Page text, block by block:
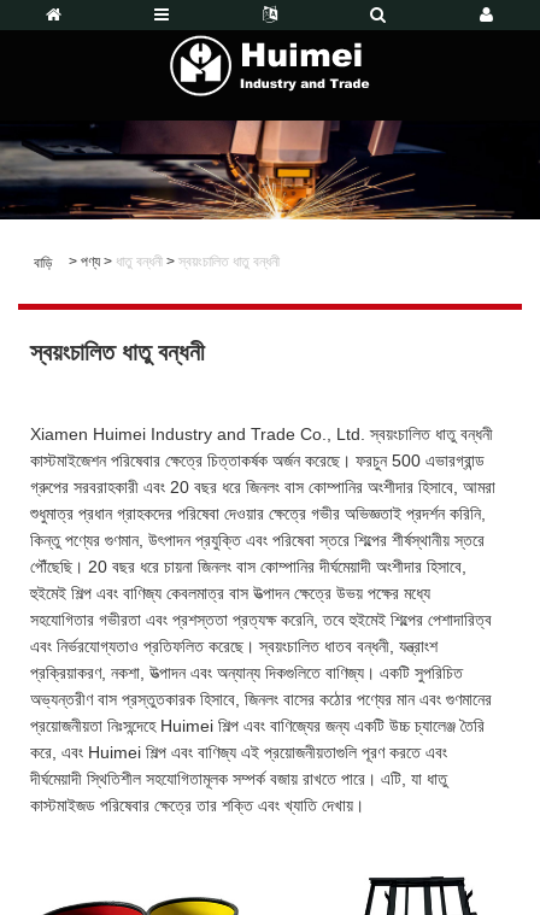
বাড়ি > পণ্য> ধাতু বন্ধনী > স্বয়ংচালিত ধাতু বন্ধনী
স্বয়ংচালিত ধাতু বন্ধনী
Xiamen Huimei Industry and Trade Co., Ltd. স্বয়ংচালিত ধাতু বন্ধনী
কাস্টমাইজেশন পরিষেবার ক্ষেত্রে চিত্তাকর্ষক অর্জন করেছে। ফরচুন 500 এভারগ্রান্ড
গ্রুপের সরবরাহকারী এবং 20 বছর ধরে জিনলং বাস কোম্পানির অংশীদার হিসাবে, আমরা
শুধুমাত্র প্রধান গ্রাহকদের পরিষেবা দেওয়ার ক্ষেত্রে গভীর অভিজ্ঞতাই প্রদর্শন করিনি,
কিন্তু পণ্যের গুণমান, উৎপাদন প্রযুক্তি এবং পরিষেবা স্তরে শিল্পের শীর্ষস্থানীয় স্তরে
পৌঁছেছি। 20 বছর ধরে চায়না জিনলং বাস কোম্পানির দীর্ঘমেয়াদী অংশীদার হিসাবে,
হুইমেই শিল্প এবং বাণিজ্য কেবলমাত্র বাস উত্পাদন ক্ষেত্রে উভয় পক্ষের মধ্যে
সহযোগিতার গভীরতা এবং প্রশস্ততা প্রত্যক্ষ করেনি, তবে হুইমেই শিল্পের পেশাদারিত্ব
এবং নির্ভরযোগ্যতাও প্রতিফলিত করেছে। স্বয়ংচালিত ধাতব বন্ধনী, যন্ত্রাংশ
প্রক্রিয়াকরণ, নকশা, উত্পাদন এবং অন্যান্য দিকগুলিতে বাণিজ্য। একটি সুপরিচিত
অভ্যন্তরীণ বাস প্রস্তুতকারক হিসাবে, জিনলং বাসের কঠোর পণ্যের মান এবং গুণমানের
প্রয়োজনীয়তা নিঃসন্দেহে Huimei শিল্প এবং বাণিজ্যের জন্য একটি উচ্চ চ্যালেঞ্জ তৈরি
করে, এবং Huimei শিল্প এবং বাণিজ্য এই প্রয়োজনীয়তাগুলি পূরণ করতে এবং
দীর্ঘমেয়াদী স্থিতিশীল সহযোগিতামূলক সম্পর্ক বজায় রাখতে পারে। এটি, যা ধাতু
কাস্টমাইজড পরিষেবার ক্ষেত্রে তার শক্তি এবং খ্যাতি দেখায়।